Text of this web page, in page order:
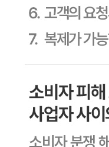
생산자
소재지
제조연월일
소비기한
본 제품은 제품입고일
하므로, 필요시 고객센
터 365일 까지